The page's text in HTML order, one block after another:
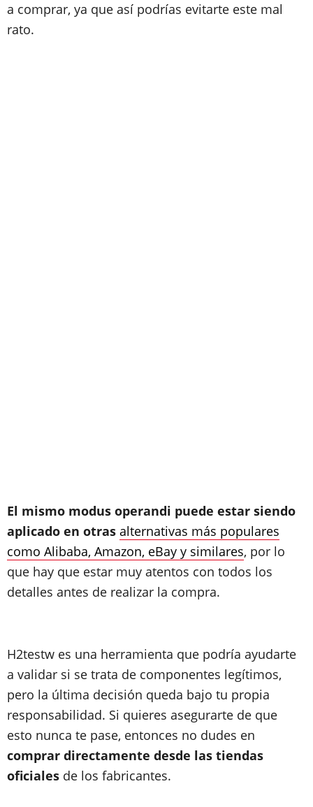
a comprar, ya que así podrías evitarte este mal
rato.
El mismo modus operandi puede estar siendo
aplicado en otras alternativas más populares
como Alibaba, Amazon, eBay y similares, por lo
que hay que estar muy atentos con todos los
detalles antes de realizar la compra.
H2testw es una herramienta que podría ayudarte
a validar si se trata de componentes legítimos,
pero la última decisión queda bajo tu propia
responsabilidad. Si quieres asegurarte de que
esto nunca te pase, entonces no dudes en
comprar directamente desde las tiendas
oficiales de los fabricantes.